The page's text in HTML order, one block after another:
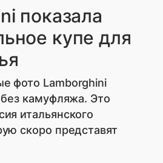
показала
купе для
фото Lamborghini
камуфляжа. Это
итальянского
скоро представят